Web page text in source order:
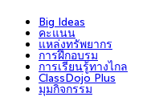
Big Ideas
คะแนน
แหล่งทรัพยากร
การฝึกอบรม
การเรียนรู้ทางไกล
ClassDojo Plus
มุมกิจกรรม